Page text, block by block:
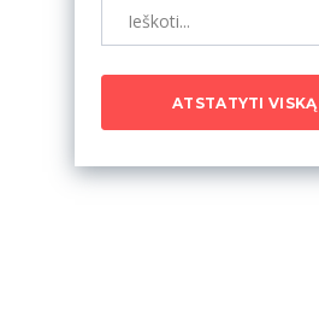
ATSTATYTI VISKĄ